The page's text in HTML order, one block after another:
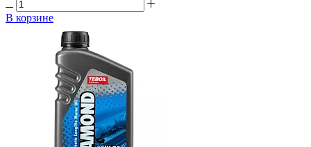
В корзине